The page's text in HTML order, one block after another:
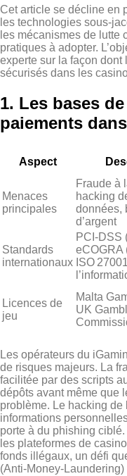
Cet article se décline en
les technologies
les mécanismes de lutte
pratiques à adopter.
experte sur la façon
sécurisés dans les
1. Les bases
paiements
Aspect
Menaces
principales
Fraude à
hacking
données,
d’argent
Standards
internationaux
PCI‑DSS
eCOGRA
ISO
Licences de
jeu
Malta
UK
Les opérateurs du
de risques majeurs. La
facilitée par des scripts
dépôts avant même que
problème. Le hacking
informations
porte à du phishing
les plateformes de
fonds illégaux, un défi